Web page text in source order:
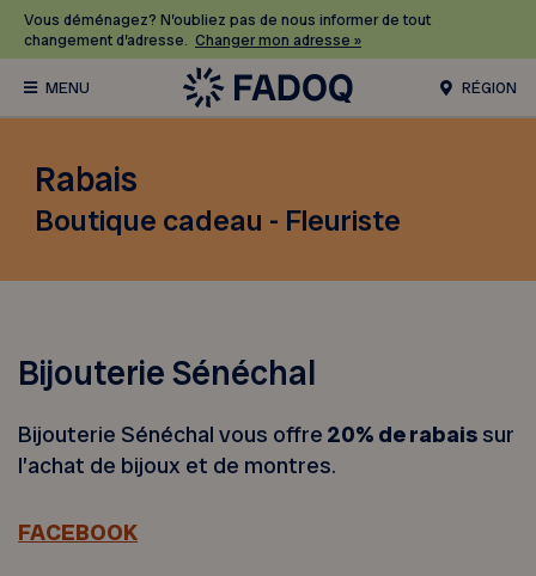
Vous déménagez? N’oubliez pas de nous informer de tout
changement d’adresse. Changer mon adresse »
RÉGION
Rabais
Boutique cadeau - Fleuriste
Bijouterie Sénéchal
Bijouterie Sénéchal vous offre 20% de rabais sur
l’achat de bijoux et de montres.
FACEBOOK